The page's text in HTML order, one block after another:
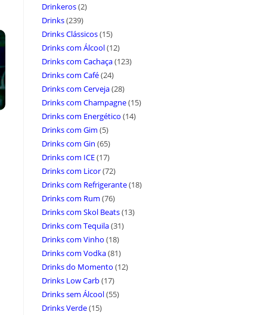
Drinkeros(2)
Drinks(239)
Drinks Clássicos(15)
Drinks com Álcool(12)
Drinks com Cachaça(123)
Drinks com Café(24)
Drinks com Cerveja(28)
Drinks com Champagne(15)
Drinks com Energético (14)
Drinks com Gim (5)
Drinks com Gin (65)
Drinks com ICE(17)
Drinks com Licor(72)
Drinks com Refrigerante(18)
Drinks com Rum (76)
Drinks com Skol Beats(13)
Drinks com Tequila(31)
Drinks com Vinho (18)
Drinks com Vodka(81)
Drinks do Momento (12)
Drinks Low Carb(17)
Drinks sem Álcool(55)
Drinks Verde(15)